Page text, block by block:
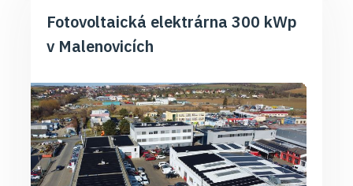
Fotovoltaická elektrárna 300 kWp
v Malenovicích